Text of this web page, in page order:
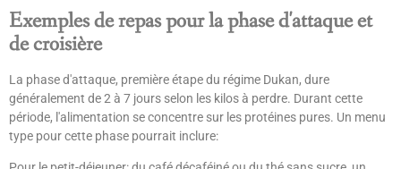
Exemples de repas pour la phase d'attaque et
de croisière
La phase d'attaque, première étape du régime Dukan, dure
généralement de 2 à 7 jours selon les kilos à perdre. Durant cette
période, l'alimentation se concentre sur les protéines pures. Un menu
type pour cette phase pourrait inclure: